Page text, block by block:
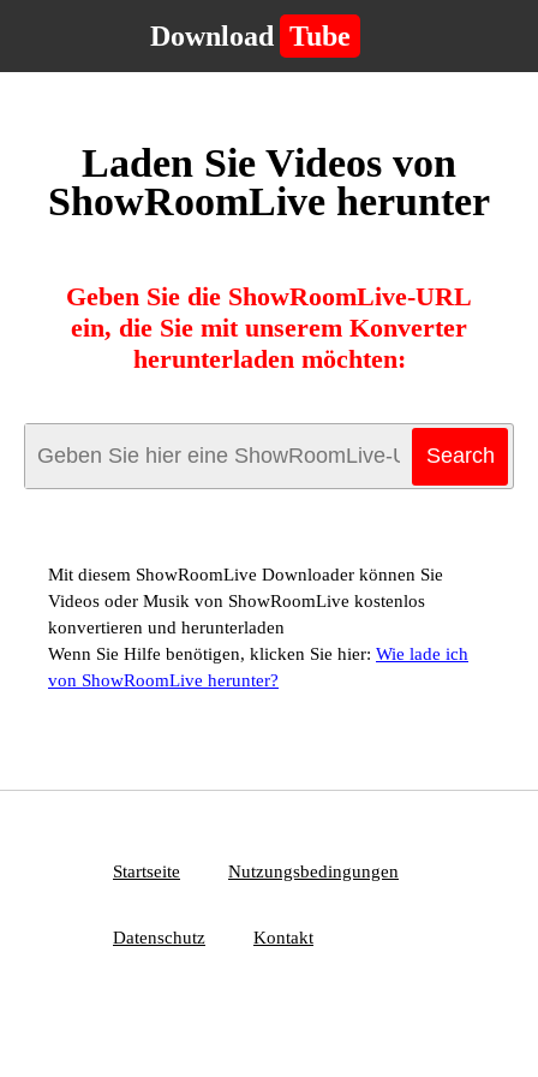
Download Tube
Laden Sie Videos von
ShowRoomLive herunter
Geben Sie die ShowRoomLive-URL
ein, die Sie mit unserem Konverter
herunterladen möchten:
Mit diesem ShowRoomLive Downloader können Sie
Videos oder Musik von ShowRoomLive kostenlos
konvertieren und herunterladen
Wenn Sie Hilfe benötigen, klicken Sie hier: Wie lade ich
von ShowRoomLive herunter?
Startseite Nutzungsbedingungen
Datenschutz Kontakt